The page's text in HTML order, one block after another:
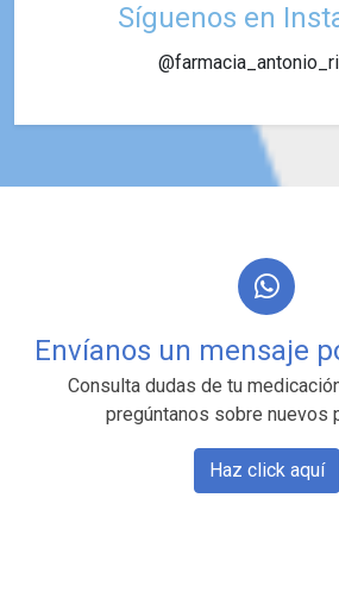
Síguenos en
Envíanos un mensaje
Consulta dudas de tu
pregúntanos sobre nuevos
Haz click aquí